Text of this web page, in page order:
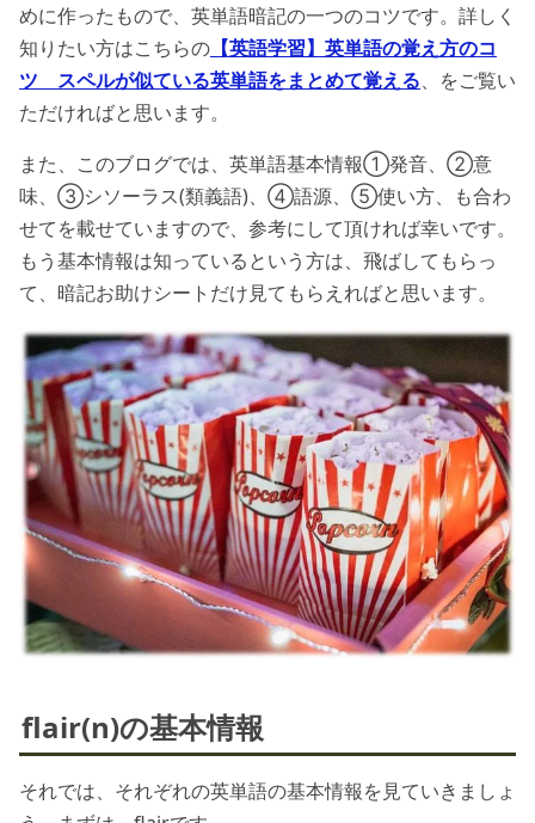
めに作ったもので、英単語暗記の一つのコツです。詳しく
知りたい方はこちらの 【英語学習】英単語の覚え方のコ
ツ スペルが似ている英単語をまとめて覚える、をご覧い
ただければと思います。
また、このブログでは、英単語基本情報①発音、②意
味、③シソーラス(類義語)、④語源、⑤使い方、も合わ
せてを載せていますので、参考にして頂ければ幸いです。
もう基本情報は知っているという方は、飛ばしてもらっ
て、暗記お助けシートだけ見てもらえればと思います。
flair(n)の基本情報
それでは、それぞれの英単語の基本情報を見ていきましょ